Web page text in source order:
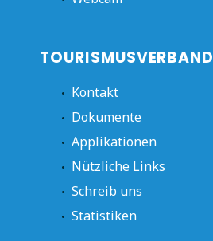
TOURISMUSVERBAND
Kontakt
Dokumente
Applikationen
Nützliche Links
Schreib uns
Statistiken